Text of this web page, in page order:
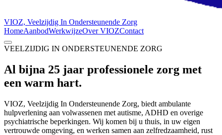
VIOZ, Veelzijdig In Ondersteunende Zorg
HomeAanbodWerkwijzeOver VIOZContact
VEELZIJDIG IN ONDERSTEUNENDE ZORG
Al bijna 25 jaar professionele zorg met
een warm hart.
VIOZ, Veelzijdig In Ondersteunende Zorg, biedt ambulante
hulpverlening aan volwassenen met autisme, ADHD en overige
psychiatrische beperkingen. Wij komen bij u thuis, in uw eigen
vertrouwde omgeving, en werken samen aan zelfredzaamheid, rust